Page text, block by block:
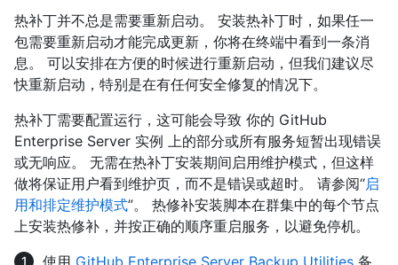
热补丁并不总是需要重新启动。 安装热补丁时，如果任一
包需要重新启动才能完成更新，你将在终端中看到一条消
息。 可以安排在方便的时候进行重新启动，但我们建议尽
快重新启动，特别是在有任何安全修复的情况下。
热补丁需要配置运行，这可能会导致 你的 GitHub
Enterprise Server 实例 上的部分或所有服务短暂出现错误
或无响应。 无需在热补丁安装期间启用维护模式，但这样
做将保证用户看到维护页，而不是错误或超时。 请参阅“启
用和排定维护模式”。 热修补安装脚本在群集中的每个节点
上安装热修补，并按正确的顺序重启服务，以避免停机。